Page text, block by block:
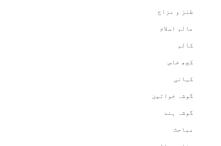
طنز و مزاح
عالم اسلام
کالم
کچھ خاص
کہانی
گوشہ خواتین
گوشہ ہند
مباحث